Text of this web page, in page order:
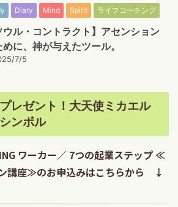
Diary Mind Spirit ライフコーチング
ウル・コントラクト】アセンション
に、神が与えたツール。
7/5
レゼント！大天使ミカエル
ンボル
ワーカー／ 7つの起業ステップ ≪
講座≫のお申込みはこちらから ↓